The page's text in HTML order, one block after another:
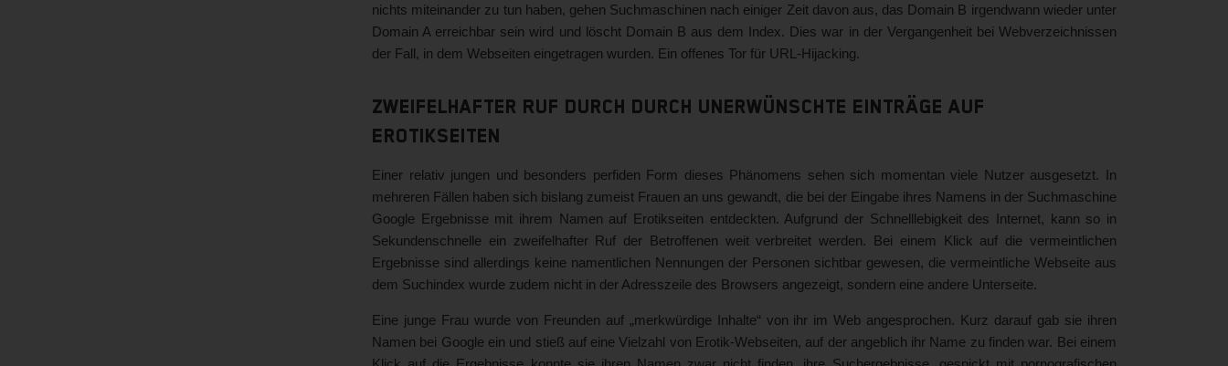
nichts miteinander zu tun haben, gehen Suchmaschinen nach einiger Zeit davon aus, das Domain B irgendwann wieder unter
Domain A erreichbar sein wird und löscht Domain B aus dem Index. Dies war in der Vergangenheit bei Webverzeichnissen
der Fall, in dem Webseiten eingetragen wurden. Ein offenes Tor für URL-Hijacking.
Zweifelhafter Ruf durch durch unerwünschte Einträge auf
Erotikseiten
Einer relativ jungen und besonders perfiden Form dieses Phänomens sehen sich momentan viele Nutzer ausgesetzt. In
mehreren Fällen haben sich bislang zumeist Frauen an uns gewandt, die bei der Eingabe ihres Namens in der Suchmaschine
Google Ergebnisse mit ihrem Namen auf Erotikseiten entdeckten. Aufgrund der Schnelllebigkeit des Internet, kann so in
Sekundenschnelle ein zweifelhafter Ruf der Betroffenen weit verbreitet werden. Bei einem Klick auf die vermeintlichen
Ergebnisse sind allerdings keine namentlichen Nennungen der Personen sichtbar gewesen, die vermeintliche Webseite aus
dem Suchindex wurde zudem nicht in der Adresszeile des Browsers angezeigt, sondern eine andere Unterseite.
Eine junge Frau wurde von Freunden auf „merkwürdige Inhalte“ von ihr im Web angesprochen. Kurz darauf gab sie ihren
Namen bei Google ein und stieß auf eine Vielzahl von Erotik-Webseiten, auf der angeblich ihr Name zu finden war. Bei einem